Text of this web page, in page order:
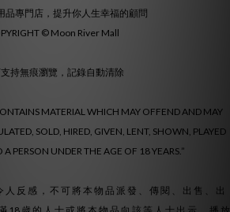
品專門店，提升你人生幸福的顧問
© Moon River Mall
持無痕瀏覽，記錄自動清除
MATERIAL WHICH MAY OFFEND AND MAY
SOLD, HIRED, GIVEN, LENT, SHOWN, PLAYED
A PERSON UNDER THE AGE OF 18 YEARS.”
人 反 感 ， 不 可 將 本 物 品 派 發 、 傳 閱 、 出 售 、 出